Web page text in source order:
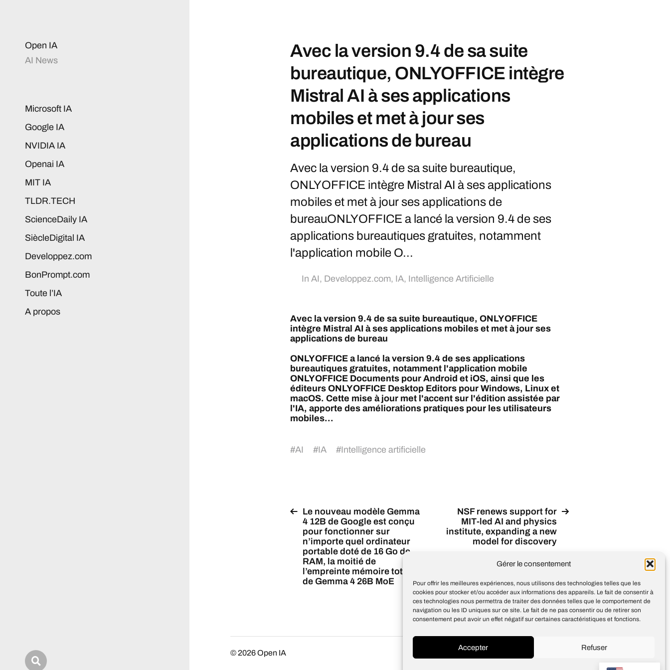
Gérer le consentement
Pour offrir les meilleures expériences, nous utilisons des technologies telles que les
cookies pour stocker et/ou accéder aux informations des appareils. Le fait de consentir à
ces technologies nous permettra de traiter des données telles que le comportement de
navigation ou les ID uniques sur ce site. Le fait de ne pas consentir ou de retirer son
consentement peut avoir un effet négatif sur certaines caractéristiques et fonctions.
Accepter Refuser
Open IA
AI News
Microsoft IA
Google IA
NVIDIA IA
Openai IA
MIT IA
TLDR.TECH
ScienceDaily IA
SiècleDigital IA
Developpez.com
BonPrompt.com
Toute l’IA
A propos
Avec la version 9.4 de sa suite
bureautique, ONLYOFFICE intègre
Mistral AI à ses applications
mobiles et met à jour ses
applications de bureau
Avec la version 9.4 de sa suite bureautique,
ONLYOFFICE intègre Mistral AI à ses applications
mobiles et met à jour ses applications de
bureauONLYOFFICE a lancé la version 9.4 de ses
applications bureautiques gratuites, notamment
l'application mobile O...
In AI, Developpez.com, IA, Intelligence Artificielle
Avec la version 9.4 de sa suite bureautique, ONLYOFFICE
intègre Mistral AI à ses applications mobiles et met à jour ses
applications de bureau
ONLYOFFICE a lancé la version 9.4 de ses applications
bureautiques gratuites, notamment l'application mobile
ONLYOFFICE Documents pour Android et iOS, ainsi que les
éditeurs ONLYOFFICE Desktop Editors pour Windows, Linux et
macOS. Cette mise à jour met l'accent sur l'édition assistée par
l'IA, apporte des améliorations pratiques pour les utilisateurs
mobiles...
#AI #IA #Intelligence artificielle
Le nouveau modèle Gemma
4 12B de Google est conçu
pour fonctionner sur
n’importe quel ordinateur
portable doté de 16 Go de
RAM, la moitié de
l’empreinte mémoire totale
de Gemma 4 26B MoE
NSF renews support for
MIT-led AI and physics
institute, expanding a new
model for discovery
© 2026Open IA Jean-Louis Maso